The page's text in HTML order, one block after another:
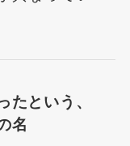
たという、
名